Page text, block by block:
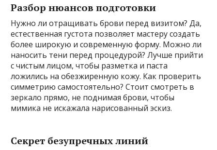
Разбор нюансов подготовки
Нужно ли отращивать брови перед визитом? Да,
естественная густота позволяет мастеру создать
более широкую и современную форму. Можно ли
наносить тени перед процедурой? Лучше прийти
с чистым лицом, чтобы разметка и паста
ложились на обезжиренную кожу. Как проверить
симметрию самостоятельно? Стоит смотреть в
зеркало прямо, не поднимая брови, чтобы
мимика не искажала нарисованный эскиз.
Секрет безупречных линий